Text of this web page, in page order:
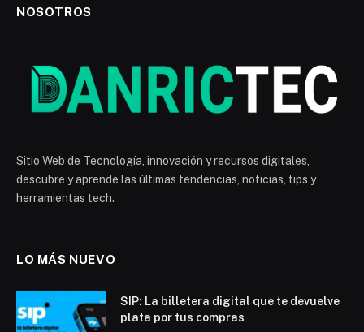
NOSOTROS
Sitio Web de Tecnología, innovación y recursos digitales,
descubre y aprende las últimas tendencias, noticias, tips y
herramientas tech.
LO MÁS NUEVO
SIP: La billetera digital que te devuelve
plata por tus compras